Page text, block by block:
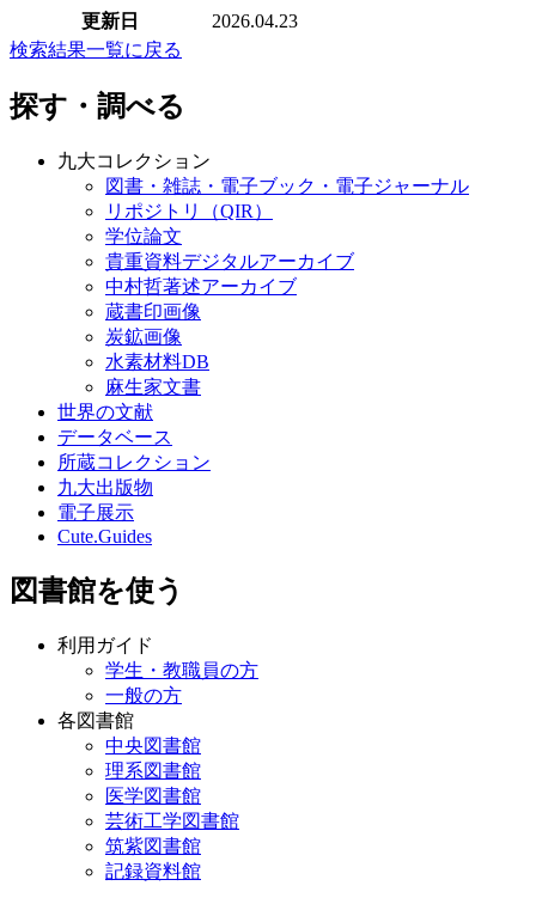
更新日
2026.04.23
検索結果一覧に戻る
探す・調べる
九大コレクション
図書・雑誌・電子ブック・電子ジャーナル
リポジトリ（QIR）
学位論文
貴重資料デジタルアーカイブ
中村哲著述アーカイブ
蔵書印画像
炭鉱画像
水素材料DB
麻生家文書
世界の文献
データベース
所蔵コレクション
九大出版物
電子展示
Cute.Guides
図書館を使う
利用ガイド
学生・教職員の方
一般の方
各図書館
中央図書館
理系図書館
医学図書館
芸術工学図書館
筑紫図書館
記録資料館